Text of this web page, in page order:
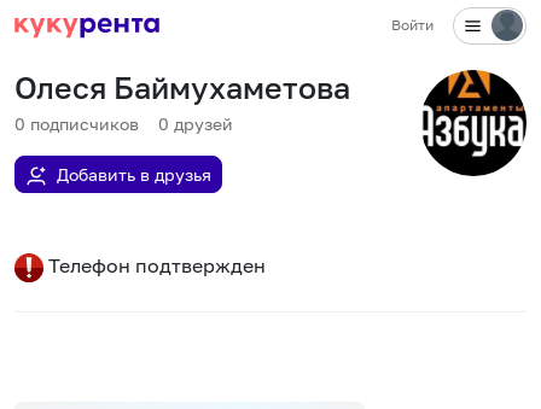
Войти
Олеся Баймухаметова
0 подписчиков 0 друзей
Добавить в друзья
Телефон подтвержден